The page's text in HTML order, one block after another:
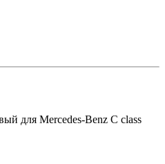
для Mercedes-Benz C class